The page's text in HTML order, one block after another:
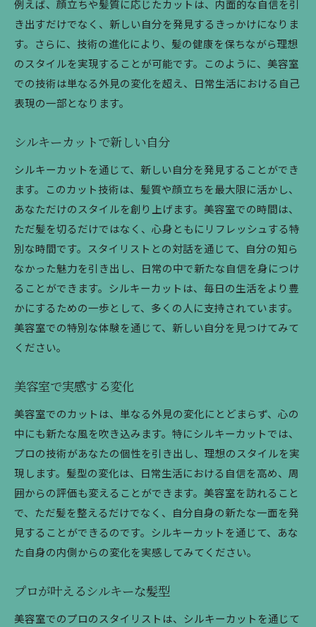
例えば、顔立ちや髪質に応じたカットは、内面的な自信を引
き出すだけでなく、新しい自分を発見するきっかけになりま
す。さらに、技術の進化により、髪の健康を保ちながら理想
のスタイルを実現することが可能です。このように、美容室
での技術は単なる外見の変化を超え、日常生活における自己
表現の一部となります。
シルキーカットで新しい自分
シルキーカットを通じて、新しい自分を発見することができ
ます。このカット技術は、髪質や顔立ちを最大限に活かし、
あなただけのスタイルを創り上げます。美容室での時間は、
ただ髪を切るだけではなく、心身ともにリフレッシュする特
別な時間です。スタイリストとの対話を通じて、自分の知ら
なかった魅力を引き出し、日常の中で新たな自信を身につけ
ることができます。シルキーカットは、毎日の生活をより豊
かにするための一歩として、多くの人に支持されています。
美容室での特別な体験を通じて、新しい自分を見つけてみて
ください。
美容室で実感する変化
美容室でのカットは、単なる外見の変化にとどまらず、心の
中にも新たな風を吹き込みます。特にシルキーカットでは、
プロの技術があなたの個性を引き出し、理想のスタイルを実
現します。髪型の変化は、日常生活における自信を高め、周
囲からの評価も変えることができます。美容室を訪れること
で、ただ髪を整えるだけでなく、自分自身の新たな一面を発
見することができるのです。シルキーカットを通じて、あな
た自身の内側からの変化を実感してみてください。
プロが叶えるシルキーな髪型
美容室でのプロのスタイリストは、シルキーカットを通じて